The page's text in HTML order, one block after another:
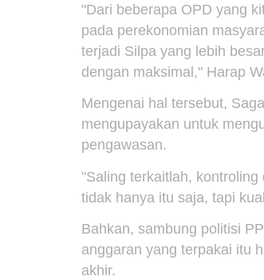
"Dari beberapa OPD yang
pada perekonomian
terjadi Silpa yang lebih
dengan maksimal," Harap
Mengenai hal tersebut,
mengupayakan untuk
pengawasan.
"Saling terkaitlah,
tidak hanya itu saja, tapi
Bahkan, sambung politisi
anggaran yang terpakai itu
akhir.